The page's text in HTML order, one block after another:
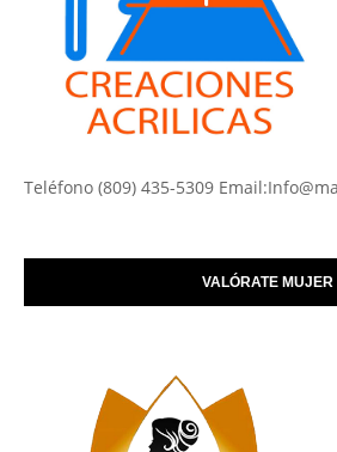
Teléfono (809) 435-5309
VALÓRATE MUJER